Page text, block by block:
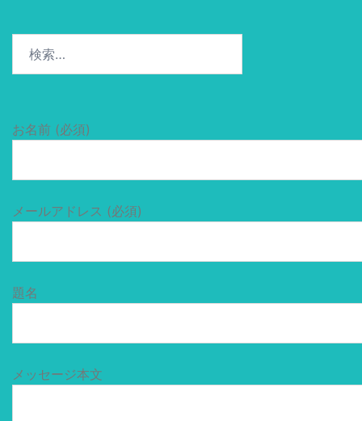
お名前 (必須)
メールアドレス (必須)
題名
メッセージ本文